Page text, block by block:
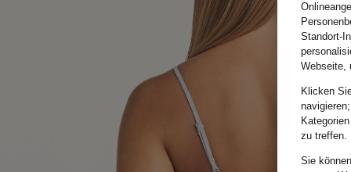
Standort-
Webseite,
Klicken
zu treffen.
Sie